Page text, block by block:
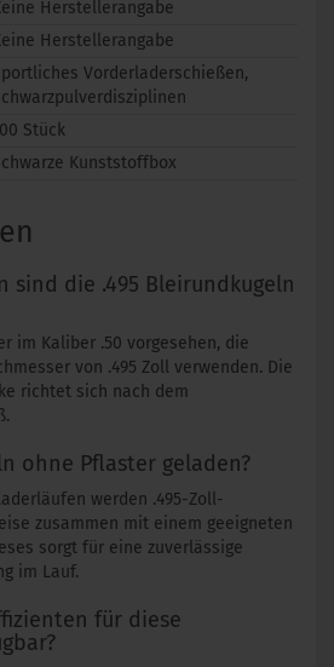
Herstellerangabe
Herstellerangabe
Vorderladerschießen,
Stück
Kunststoffbox
sind die .495 Bleirundkugeln
im Kaliber .50 vorgesehen, die
von .495 Zoll verwenden. Die
richtet sich nach dem
ohne Pflaster geladen?
werden .495-Zoll-
zusammen mit einem geeigneten
sorgt für eine zuverlässige
im Lauf.
für diese